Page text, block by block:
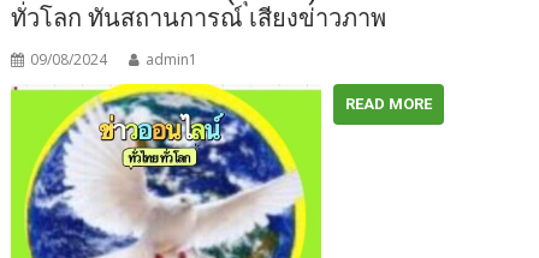
ทั่วโลก ทันสถานการณ์ เสียงข่าวภาพ
09/08/2024 admin1
READ MORE